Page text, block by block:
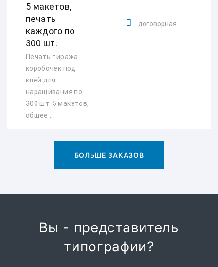
5 макетов,
печать
каждого по
300 шт.
Печать тиража
коробочек под
клей для
наращивания по
300 шт. 5 макетов,
общее ...
договорная
БОЛЬШЕ ЗАКАЗОВ
Вы - представитель
типографии?